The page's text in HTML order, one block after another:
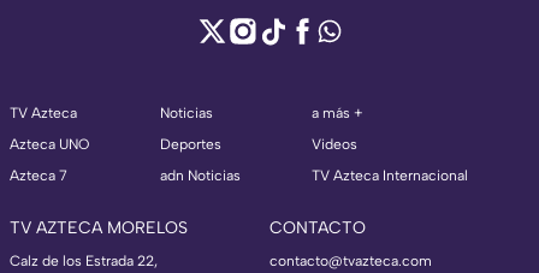
TV Azteca
Azteca UNO
Azteca 7
Noticias
Deportes
adn Noticias
a más +
Videos
TV Azteca Internacional
TV AZTECA MORELOS
Calz de los Estrada 22,
CONTACTO
contacto@tvazteca.com